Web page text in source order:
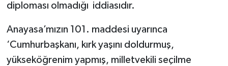
diploması olmadığı iddiasıdır.
Anayasa’mızın 101. maddesi uyarınca
‘Cumhurbaşkanı, kırk yaşını doldurmuş,
yükseköğrenim yapmış, milletvekili seçilme